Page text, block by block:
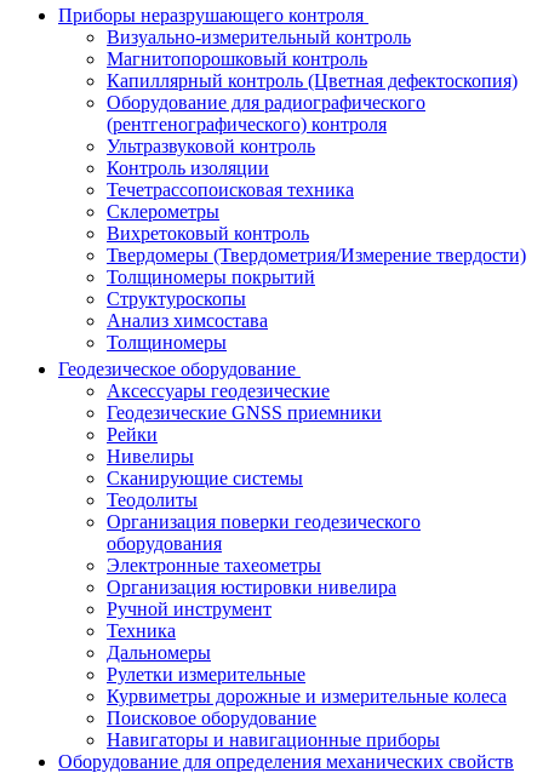
Приборы неразрушающего контроля
Визуально-измерительный контроль
Магнитопорошковый контроль
Капиллярный контроль (Цветная дефектоскопия)
Оборудование для радиографического
(рентгенографического) контроля
Ультразвуковой контроль
Контроль изоляции
Течетрассопоисковая техника
Склерометры
Вихретоковый контроль
Твердомеры (Твердометрия/Измерение твердости)
Толщиномеры покрытий
Структуроскопы
Анализ химсостава
Толщиномеры
Геодезическое оборудование
Аксессуары геодезические
Геодезические GNSS приемники
Рейки
Нивелиры
Сканирующие системы
Теодолиты
Организация поверки геодезического
оборудования
Электронные тахеометры
Организация юстировки нивелира
Ручной инструмент
Техника
Дальномеры
Рулетки измерительные
Курвиметры дорожные и измерительные колеса
Поисковое оборудование
Навигаторы и навигационные приборы
Оборудование для определения механических свойств